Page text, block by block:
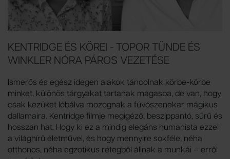
KENTRIDGE ÉS KÖREI - TOPOR TÜNDE ÉS
WINKLER NÓRA PÁROS VEZETÉSE
Ismerős és egész idegen alakok táncolnak körbe-körbe
minket, különös tárgyakat tartanak magasba, de van, hogy
csak kezüket lóbálva mozognak a fúvószenekar mágikus
dallamaira. Kentridge filmje megigéző, beszippantó, sűrű és
hosszan hat. Hogy ki ez a mindig elegáns humanista ezzel
a világhírű életművel, és hogy mennyire sokféle, néha
otthonos, néha egzotikus rétegből állnak a munkái – erről